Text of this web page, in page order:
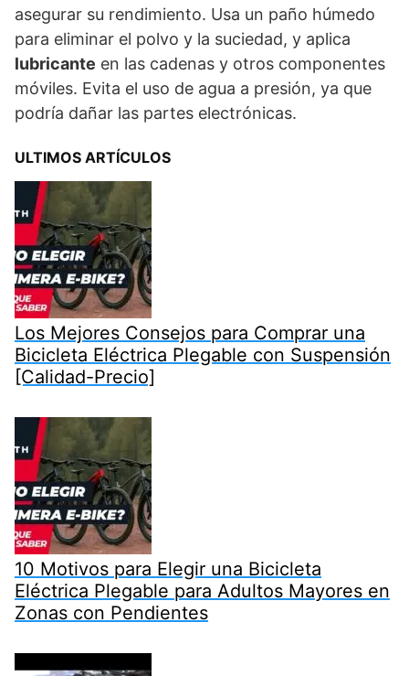
asegurar su rendimiento. Usa un paño húmedo
para eliminar el polvo y la suciedad, y aplica
lubricante en las cadenas y otros componentes
móviles. Evita el uso de agua a presión, ya que
podría dañar las partes electrónicas.
ULTIMOS ARTÍCULOS
Los Mejores Consejos para Comprar una
Bicicleta Eléctrica Plegable con Suspensión
[Calidad-Precio]
10 Motivos para Elegir una Bicicleta
Eléctrica Plegable para Adultos Mayores en
Zonas con Pendientes